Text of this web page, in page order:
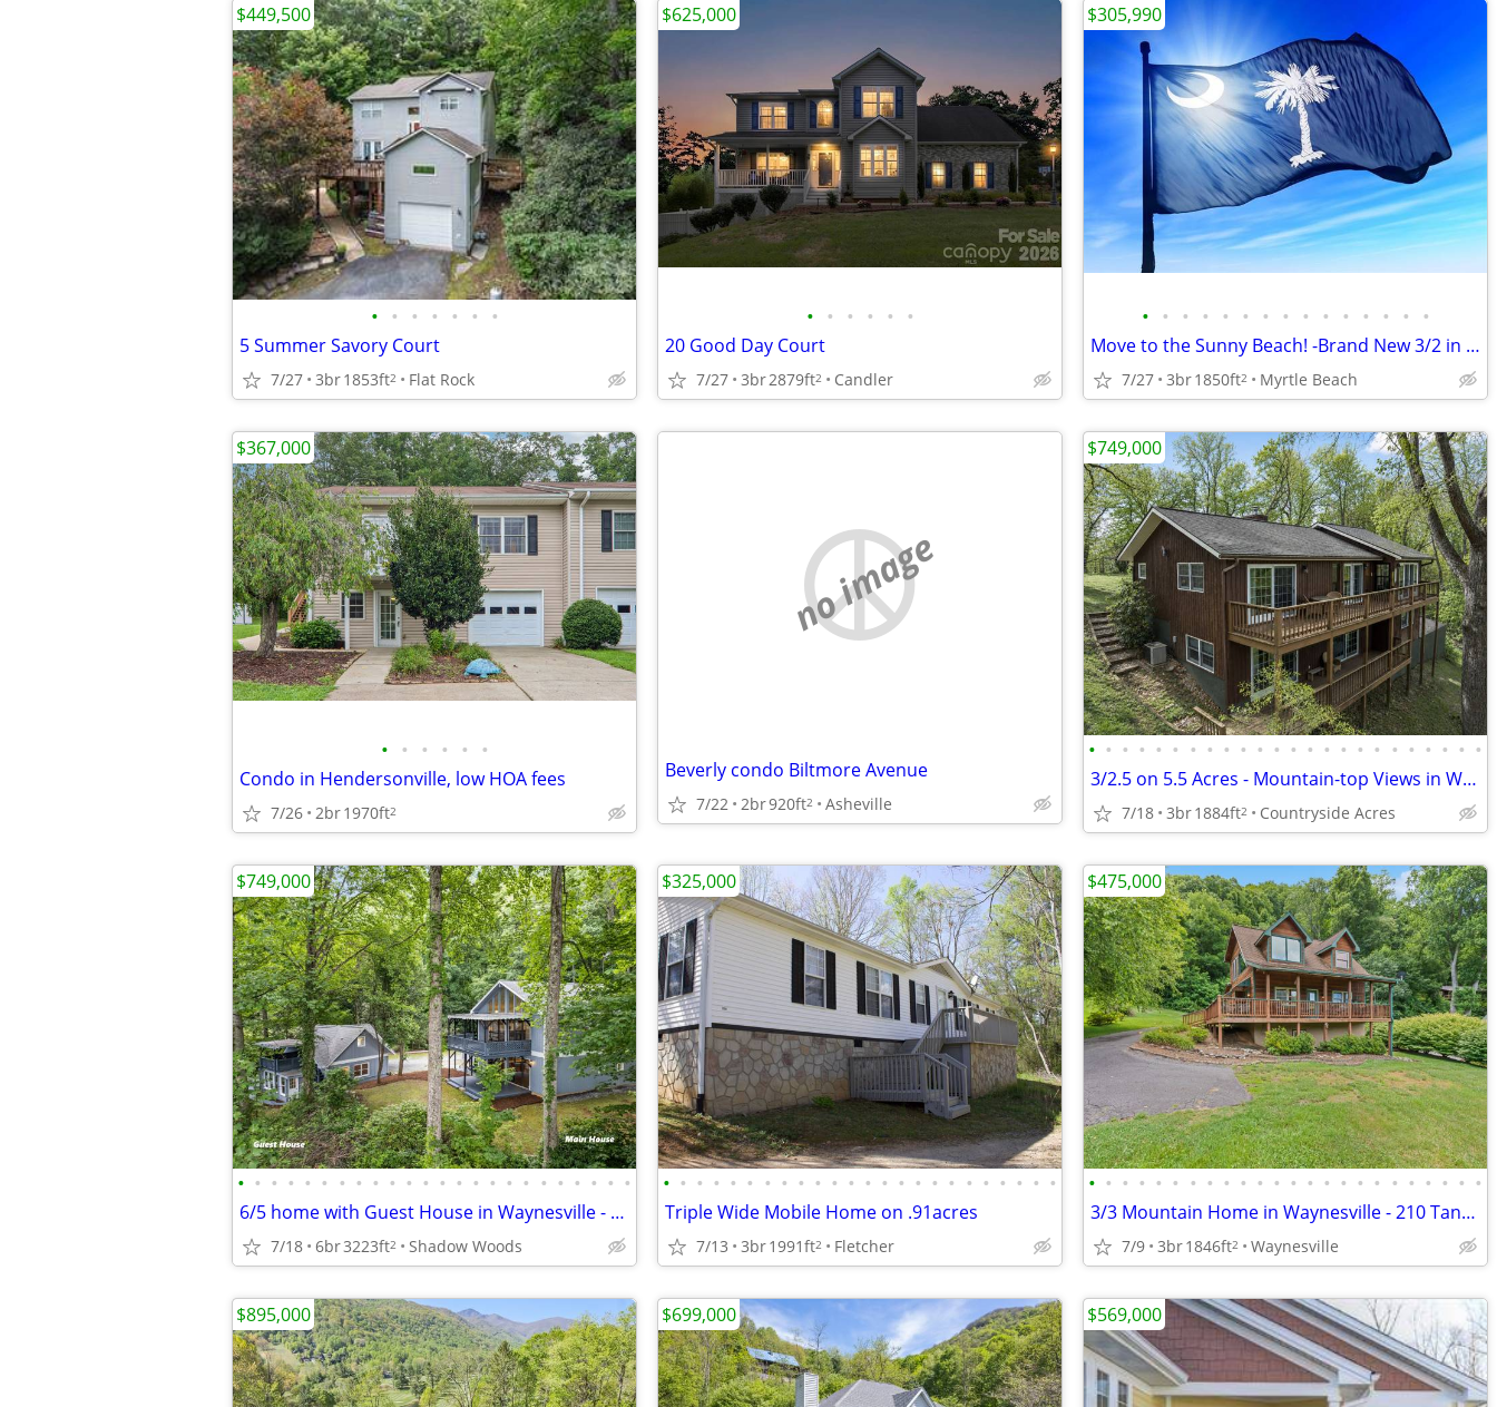
• • • • • • •
5 Summer Savory Court
7/27 3br1853ft2 Flat Rock
$449,500
• • • • • •
20 Good Day Court
7/27 3br2879ft2 Candler
$625,000
• • • • • • • • • • • • • • •
Move to the Sunny Beach! -Brand New 3/2 in Myrtle Beach, SC!
7/27 3br1850ft2 Myrtle Beach
$305,990
• • • • • •
Condo in Hendersonville, low HOA fees
7/26 2br1970ft2
$367,000
no image
Beverly condo Biltmore Avenue
7/22 2br920ft2 Asheville
• • • • • • • • • • • • • • • • • • • • • • • •
3/2.5 on 5.5 Acres - Mountain-top Views in Waynesville
7/18 3br1884ft2 Countryside Acres
$749,000
• • • • • • • • • • • • • • • • • • • • • • • •
6/5 home with Guest House in Waynesville - 80 & 76 Merrie Way
7/18 6br3223ft2 Shadow Woods
$749,000
• • • • • • • • • • • • • • • • • • • • • • • •
Triple Wide Mobile Home on .91acres
7/13 3br1991ft2 Fletcher
$325,000
• • • • • • • • • • • • • • • • • • • • • • • •
3/3 Mountain Home in Waynesville - 210 Tanner Trail (Views & Garage)
7/9 3br1846ft2 Waynesville
$475,000
$895,000 $699,000 $569,000